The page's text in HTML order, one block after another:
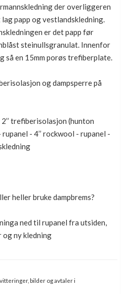
der overliggeren
papp og vestlandskledning.
er det papp før
steinullsgranulat. Innenfor
så en 15mm porøs trefiberplate.
og dampsperre på
trefiberisolasjon (hunton
- 4’’ rockwool - rupanel -
heller bruke dampbrems?
ned til rupanel fra utsiden,
og ny kledning
bilder og avtaler i